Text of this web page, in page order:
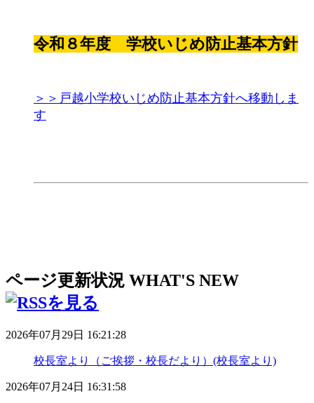
令和８年度 学校いじめ防止基本方針
＞＞戸越小学校いじめ防止基本方針へ移動しま
す
ページ更新状況 WHAT'S NEW
2026年07月29日 16:21:28
校長室より（ご挨拶・校長だより）(校長室より)
2026年07月24日 16:31:58